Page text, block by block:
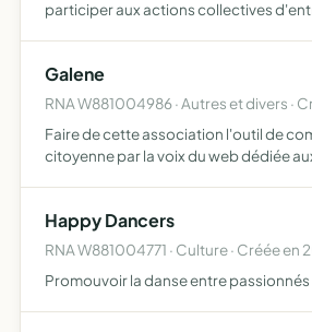
participer aux actions collectives
Galene
RNA W881004986 · Autres et divers ·
Faire de cette association l'outil de
citoyenne par la voix du web dédiée
Happy Dancers
RNA W881004771 · Culture · Créée en
Promouvoir la danse entre passionnés